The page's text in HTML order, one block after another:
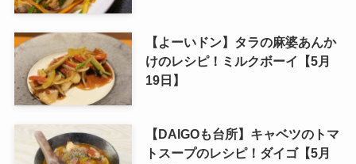
【よーいドン】タラの麻婆あんか
けのレシピ！ミルクボーイ【5月
19日】
【DAIGOも台所】キャベツのトマ
トスープのレシピ！ダイゴ【5月